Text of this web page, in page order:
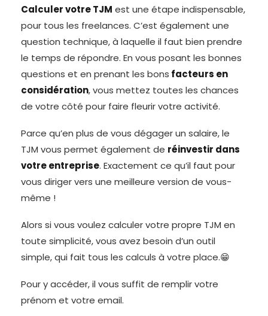
Calculer votre TJM est une étape indispensable,
pour tous les freelances. C’est également une
question technique, à laquelle il faut bien prendre
le temps de répondre. En vous posant les bonnes
questions et en prenant les bons facteurs en
considération, vous mettez toutes les chances
de votre côté pour faire fleurir votre activité.
Parce qu’en plus de vous dégager un salaire, le
TJM vous permet également de réinvestir dans
votre entreprise. Exactement ce qu’il faut pour
vous diriger vers une meilleure version de vous-
même !
Alors si vous voulez calculer votre propre TJM en
toute simplicité, vous avez besoin d’un outil
simple, qui fait tous les calculs à votre place.😁
Pour y accéder, il vous suffit de remplir votre
prénom et votre email.